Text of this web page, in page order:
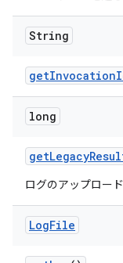
String
getInvocation
long
getLegacy
ログのアップロー
LogFile